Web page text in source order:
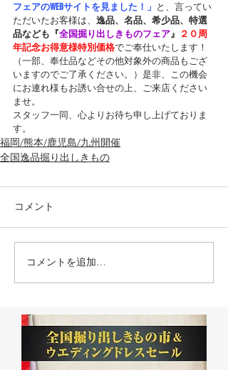
フェアのWEBサイトを見ました！」 と、言ってい
ただいたお客様は、 逸品、名品、希少品、特選
品なども『全国掘り出しきものフェア 』
２０周
年記念お得意様特別価格でご奉仕いたします！
（一部、奉仕品などその他対象外の商品もござ
いますのでご了承ください。）是非、この機会
にお連れ様もお誘い合せの上、ご来店ください
ませ。
スタッフ一同、心よりお待ち申し上げておりま
す。
福岡/熊本/鹿児島/九州開催
全国逸品掘り出しきもの
コメント
コメントを追加…